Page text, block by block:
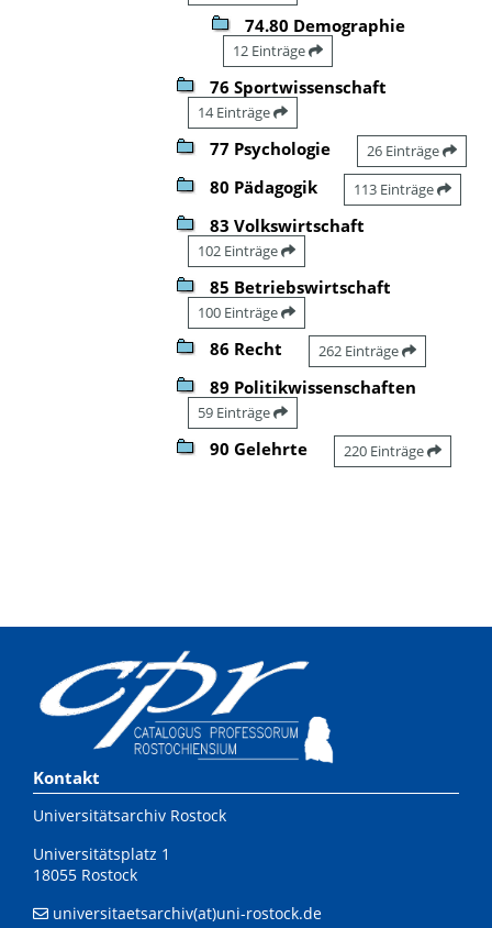
74.80 Demographie
12 Einträge
76 Sportwissenschaft
14 Einträge
77 Psychologie 26 Einträge
80 Pädagogik 113 Einträge
83 Volkswirtschaft
102 Einträge
85 Betriebswirtschaft
100 Einträge
86 Recht 262 Einträge
89 Politikwissenschaften
59 Einträge
90 Gelehrte 220 Einträge
Kontakt
Universitätsarchiv Rostock
Universitätsplatz 1
18055 Rostock
universitaetsarchiv(at)uni-rostock.de